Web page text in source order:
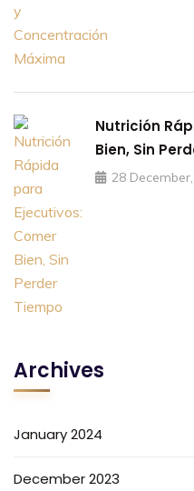
Nutrición
Bien, Sin
28
Archives
January 2024
December 2023